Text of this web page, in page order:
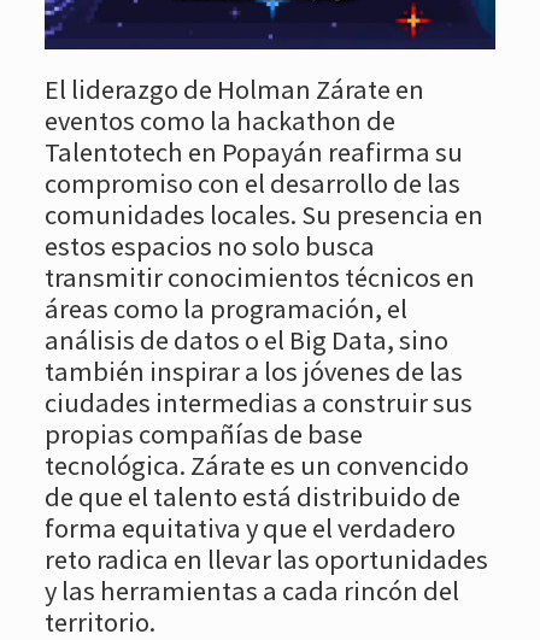
El liderazgo de Holman Zárate en
eventos como la hackathon de
Talentotech en Popayán reafirma su
compromiso con el desarrollo de las
comunidades locales. Su presencia en
estos espacios no solo busca
transmitir conocimientos técnicos en
áreas como la programación, el
análisis de datos o el Big Data, sino
también inspirar a los jóvenes de las
ciudades intermedias a construir sus
propias compañías de base
tecnológica. Zárate es un convencido
de que el talento está distribuido de
forma equitativa y que el verdadero
reto radica en llevar las oportunidades
y las herramientas a cada rincón del
territorio.